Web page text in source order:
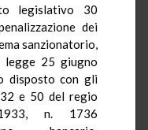
legislativo 30
dei
sanzionatorio,
legge 25 giugno
disposto con gli
e 50 del regio
n. 1736